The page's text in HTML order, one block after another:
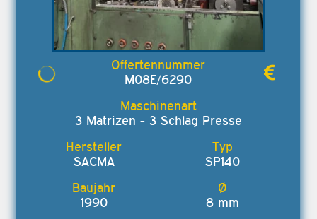
M08E/6290
3 Matrizen - 3 Schlag Presse
SACMA SP140
1990 8 mm